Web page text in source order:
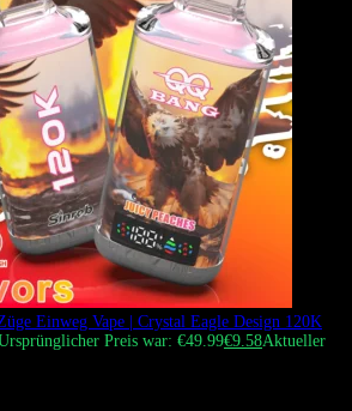
Einweg Vape | Crystal Eagle Design 120K
Preis war: €49.99€9.58Aktueller